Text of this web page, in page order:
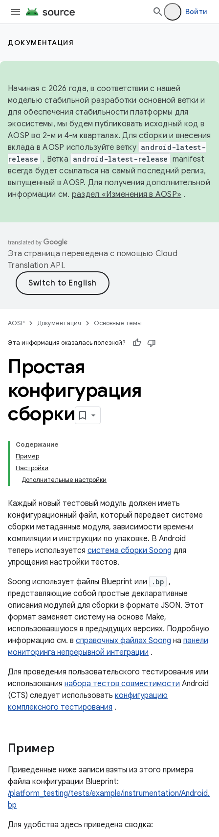
Войти
ДОКУМЕНТАЦИЯ
Начиная с 2026 года, в соответствии с нашей
моделью стабильной разработки основной ветки и
для обеспечения стабильности платформы для
экосистемы, мы будем публиковать исходный код в
AOSP во 2-м и 4-м кварталах. Для сборки и внесения
вклада в AOSP используйте ветку android-latest-
release . Ветка android-latest-release manifest
всегда будет ссылаться на самый последний релиз,
выпущенный в AOSP. Для получения дополнительной
информации см. раздел «Изменения в AOSP» .
Эта страница переведена с помощью Cloud
Translation API.
AOSP Документация Основные темы
Эта информация оказалась полезной?
Простая
конфигурация
сборки
Содержание
Пример
Настройки
Дополнительные настройки
Каждый новый тестовый модуль должен иметь
конфигурационный файл, который передает системе
сборки метаданные модуля, зависимости времени
компиляции и инструкции по упаковке. В Android
теперь используется система сборки Soong для
упрощения настройки тестов.
Soong использует файлы Blueprint или
.bp ,
представляющие собой простые декларативные
описания модулей для сборки в формате JSON. Этот
формат заменяет систему на основе Make,
использовавшуюся в предыдущих версиях. Подробную
информацию см. в справочных файлах Soong на панели
мониторинга непрерывной интеграции .
Для проведения пользовательского тестирования или
использования набора тестов совместимости Android
(CTS) следует использовать конфигурацию
комплексного тестирования .
Пример
Приведенные ниже записи взяты из этого примера
файла конфигурации Blueprint:
/platform_testing/tests/example/instrumentation/Android.
bp
Для удобства здесь приведена сводка: